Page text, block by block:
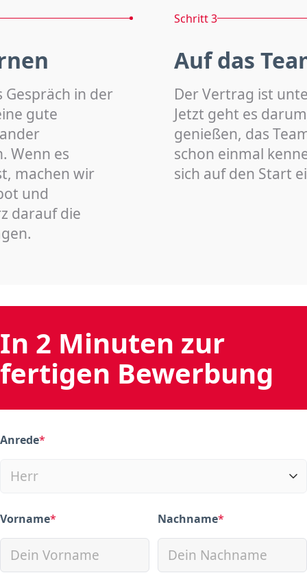
Gespräch in der
gute
Wenn es
machen wir
und
darauf die
Schritt 3
Auf das
Der Vertrag ist
Jetzt geht es
genießen, das
schon einmal
sich auf den Start
In 2 Minuten zur
fertigen Bewerbung
Anrede*
(required)
Vorname*
(required) Nachname*
(required)